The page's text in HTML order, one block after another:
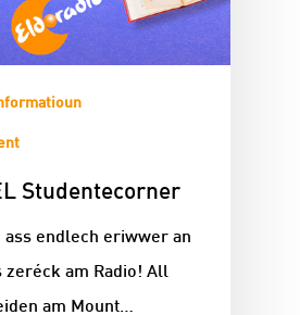
Studentecorner
ass endlech eriwwer an
zeréck am Radio! All
am Mount…